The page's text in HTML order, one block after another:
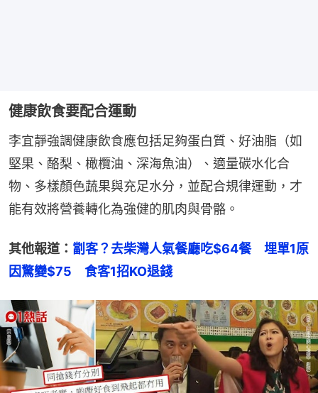
健康飲食要配合運動
李宜靜強調健康飲食應包括足夠蛋白質、好油脂（如
堅果、酪梨、橄欖油、深海魚油）、適量碳水化合
物、多樣顏色蔬果與充足水分，並配合規律運動，才
能有效將營養轉化為強健的肌肉與骨骼。
其他報道： 劏客？去柴灣人氣餐廳吃$64餐　埋單1原
因驚變$75　食客1招KO退錢